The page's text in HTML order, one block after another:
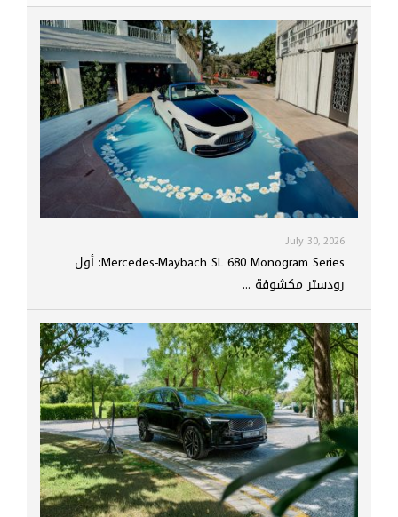
July 30, 2026
Mercedes-Maybach SL 680 Monogram Series: أول
رودستر مكشوفة ...